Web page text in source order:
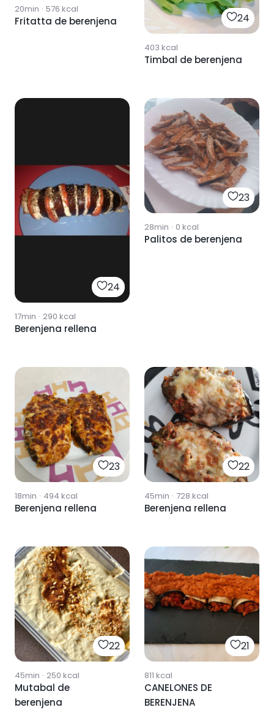
20min · 576 kcal
Fritatta de berenjena 24
403 kcal
Timbal de berenjena
24
17min · 290 kcal
Berenjena rellena
23
28min · 0 kcal
Palitos de berenjena
23
18min · 494 kcal
Berenjena rellena
22
45min · 728 kcal
Berenjena rellena
22
45min · 250 kcal
Mutabal de
berenjena
21
811 kcal
CANELONES DE
BERENJENA